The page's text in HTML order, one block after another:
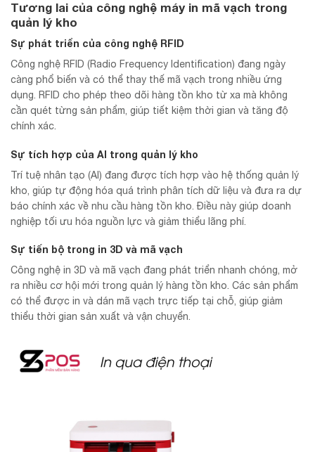
Tương lai của công nghệ máy in mã vạch trong
quản lý kho
Sự phát triển của công nghệ RFID
Công nghệ RFID (Radio Frequency Identification) đang ngày
càng phổ biến và có thể thay thế mã vạch trong nhiều ứng
dụng. RFID cho phép theo dõi hàng tồn kho từ xa mà không
cần quét từng sản phẩm, giúp tiết kiệm thời gian và tăng độ
chính xác.
Sự tích hợp của AI trong quản lý kho
Trí tuệ nhân tạo (AI) đang được tích hợp vào hệ thống quản lý
kho, giúp tự động hóa quá trình phân tích dữ liệu và đưa ra dự
báo chính xác về nhu cầu hàng tồn kho. Điều này giúp doanh
nghiệp tối ưu hóa nguồn lực và giảm thiểu lãng phí.
Sự tiến bộ trong in 3D và mã vạch
Công nghệ in 3D và mã vạch đang phát triển nhanh chóng, mở
ra nhiều cơ hội mới trong quản lý hàng tồn kho. Các sản phẩm
có thể được in và dán mã vạch trực tiếp tại chỗ, giúp giảm
thiểu thời gian sản xuất và vận chuyển.